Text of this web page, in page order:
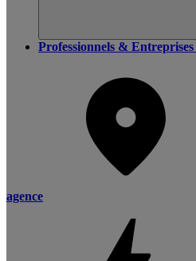
Professionnels & Entreprises
agence